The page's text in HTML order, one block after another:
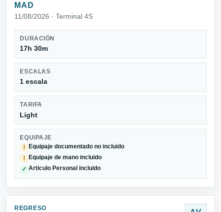
MAD
11/08/2026 · Terminal 4S
DURACIÓN
17h 30m
ESCALAS
1 escala
TARIFA
Light
EQUIPAJE
!
Equipaje documentado no incluido
! Equipaje de mano incluido
✓ Articulo Personal incluido
REGRESO